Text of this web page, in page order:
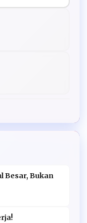
Besar, Bukan